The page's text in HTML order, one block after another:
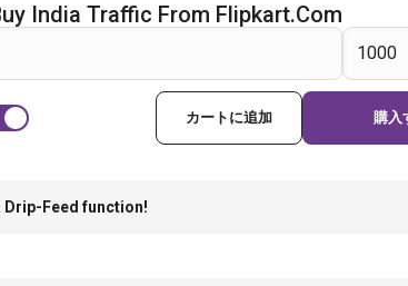
India Traffic From Flipkart.com
カートに追加 購入
Feed function!